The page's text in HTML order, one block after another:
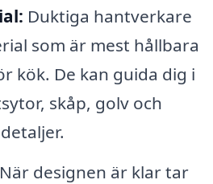
Duktiga hantverkare
som är mest hållbara
kök. De kan guida dig i
skåp, golv och
När designen är klar tar